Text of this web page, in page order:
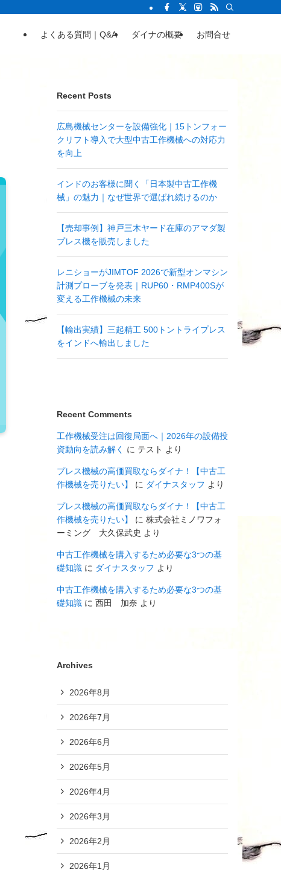
よくある質問｜Q&A ダイナの概要 お問合せ
Recent Posts
広島機械センターを設備強化｜15トンフォー
クリフト導入で大型中古工作機械への対応力
を向上
インドのお客様に聞く「日本製中古工作機
械」の魅力｜なぜ世界で選ばれ続けるのか
【売却事例】神戸三木ヤード在庫のアマダ製
プレス機を販売しました
レニショーがJIMTOF 2026で新型オンマシン
計測プローブを発表｜RUP60・RMP400Sが
変える工作機械の未来
【輸出実績】三起精工 500トントライプレス
をインドへ輸出しました
Recent Comments
工作機械受注は回復局面へ｜2026年の設備投
資動向を読み解く
に テスト より
プレス機械の高価買取ならダイナ！【中古工
作機械を売りたい】
に ダイナスタッフ より
プレス機械の高価買取ならダイナ！【中古工
作機械を売りたい】
に 株式会社ミノワフォ
ーミング 大久保武史 より
中古工作機械を購入するため必要な3つの基
礎知識 に ダイナスタッフ より
中古工作機械を購入するため必要な3つの基
礎知識 に 西田 加奈 より
Archives
2026年8月
2026年7月
2026年6月
2026年5月
2026年4月
2026年3月
2026年2月
2026年1月